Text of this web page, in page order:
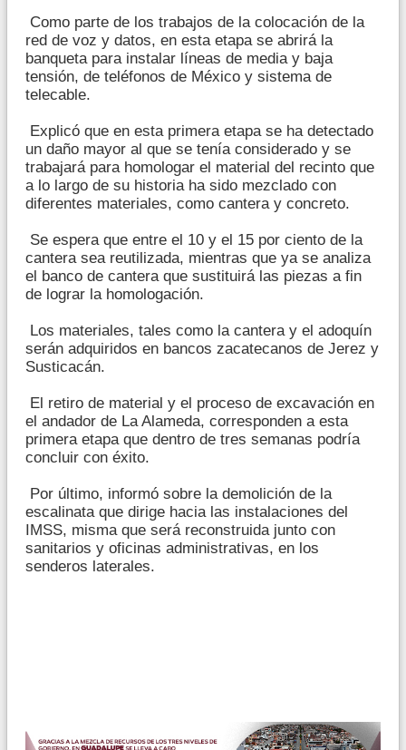
Como parte de los trabajos de la colocación de la
red de voz y datos, en esta etapa se abrirá la
banqueta para instalar líneas de media y baja
tensión, de teléfonos de México y sistema de
telecable.
Explicó que en esta primera etapa se ha detectado
un daño mayor al que se tenía considerado y se
trabajará para homologar el material del recinto que
a lo largo de su historia ha sido mezclado con
diferentes materiales, como cantera y concreto.
Se espera que entre el 10 y el 15 por ciento de la
cantera sea reutilizada, mientras que ya se analiza
el banco de cantera que sustituirá las piezas a fin
de lograr la homologación.
Los materiales, tales como la cantera y el adoquín
serán adquiridos en bancos zacatecanos de Jerez y
Susticacán.
El retiro de material y el proceso de excavación en
el andador de La Alameda, corresponden a esta
primera etapa que dentro de tres semanas podría
concluir con éxito.
Por último, informó sobre la demolición de la
escalinata que dirige hacia las instalaciones del
IMSS, misma que será reconstruida junto con
sanitarios y oficinas administrativas, en los
senderos laterales.